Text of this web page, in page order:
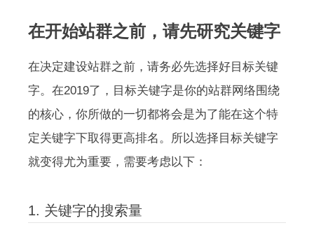
在开始站群之前，请先研究关键字
在决定建设站群之前，请务必先选择好目标关键
字。在2019了，目标关键字是你的站群网络围绕
的核心，你所做的一切都将会是为了能在这个特
定关键字下取得更高排名。所以选择目标关键字
就变得尤为重要，需要考虑以下：
1. 关键字的搜索量